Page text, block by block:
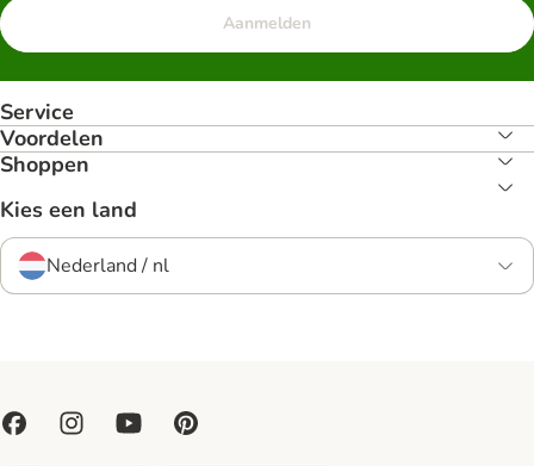
Aanmelden
Service
Voordelen
Shoppen
Kies een land
Nederland / nl